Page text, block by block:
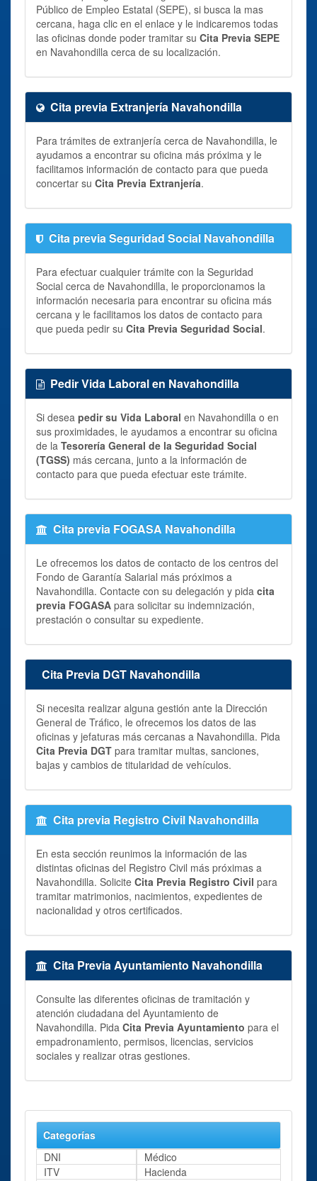
Público de Empleo Estatal (SEPE), si busca la mas
cercana, haga clic en el enlace y le indicaremos todas
las oficinas donde poder tramitar su Cita Previa SEPE
en Navahondilla cerca de su localización.
Cita previa Extranjería Navahondilla
Para trámites de extranjería cerca de Navahondilla, le
ayudamos a encontrar su oficina más próxima y le
facilitamos información de contacto para que pueda
concertar su Cita Previa Extranjería.
Cita previa Seguridad Social Navahondilla
Para efectuar cualquier trámite con la Seguridad
Social cerca de Navahondilla, le proporcionamos la
información necesaria para encontrar su oficina más
cercana y le facilitamos los datos de contacto para
que pueda pedir su Cita Previa Seguridad Social.
Pedir Vida Laboral en Navahondilla
Si desea pedir su Vida Laboral en Navahondilla o en
sus proximidades, le ayudamos a encontrar su oficina
de la Tesorería General de la Seguridad Social
(TGSS) más cercana, junto a la información de
contacto para que pueda efectuar este trámite.
Cita previa FOGASA Navahondilla
Le ofrecemos los datos de contacto de los centros del
Fondo de Garantía Salarial más próximos a
Navahondilla. Contacte con su delegación y pida cita
previa FOGASA para solicitar su indemnización,
prestación o consultar su expediente.
Cita Previa DGT Navahondilla
Si necesita realizar alguna gestión ante la Dirección
General de Tráfico, le ofrecemos los datos de las
oficinas y jefaturas más cercanas a Navahondilla. Pida
Cita Previa DGT para tramitar multas, sanciones,
bajas y cambios de titularidad de vehículos.
Cita previa Registro Civil Navahondilla
En esta sección reunimos la información de las
distintas oficinas del Registro Civil más próximas a
Navahondilla. Solicite Cita Previa Registro Civil para
tramitar matrimonios, nacimientos, expedientes de
nacionalidad y otros certificados.
Cita Previa Ayuntamiento Navahondilla
Consulte las diferentes oficinas de tramitación y
atención ciudadana del Ayuntamiento de
Navahondilla. Pida Cita Previa Ayuntamiento para el
empadronamiento, permisos, licencias, servicios
sociales y realizar otras gestiones.
Categorías
DNI
Médico
ITV
Hacienda